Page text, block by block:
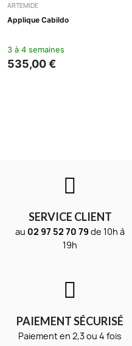
ARTEMIDE
Applique Cabildo
3 à 4 semaines
535,00 €
SERVICE CLIENT
au 02 97 52 70 79 de 10h à
19h
PAIEMENT SÉCURISÉ
Paiement en 2,3 ou 4 fois